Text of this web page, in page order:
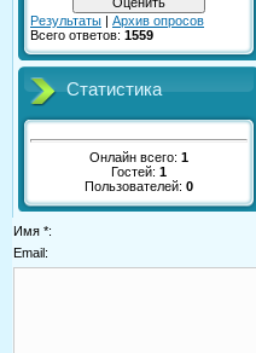
Результаты | Архив опросов
Всего ответов: 1559
Статистика
Онлайн всего: 1
Гостей: 1
Пользователей: 0
Имя *:
Email: